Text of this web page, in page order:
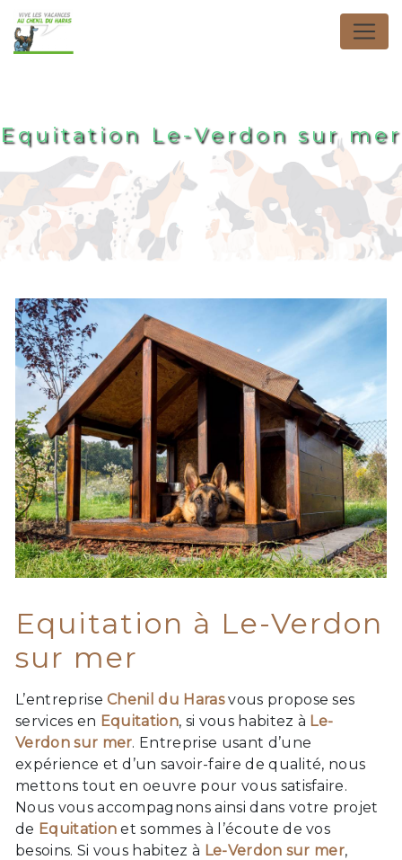
Panneau de gestion des cookies
Equitation Le-Verdon sur mer
Equitation à Le-Verdon
sur mer
L’entrepriseChenil du Harasvous propose ses
services en Equitation, si vous habitez à Le-
Verdon sur mer. Entreprise usant d’une
expérience et d’un savoir-faire de qualité, nous
mettons tout en oeuvre pour vous satisfaire.
Nous vous accompagnons ainsi dans votre projet
de Equitation et sommes à l’écoute de vos
besoins. Si vous habitez à Le-Verdon sur mer,